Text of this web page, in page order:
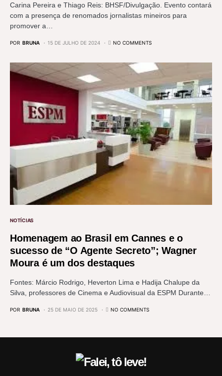
Carina Pereira e Thiago Reis: BHSF/Divulgação. Evento contará
com a presença de renomados jornalistas mineiros para
promover a…
POR BRUNA 15 DE JULHO DE 2024 NO COMMENTS
NOTÍCIAS
Homenagem ao Brasil em Cannes e o
sucesso de “O Agente Secreto”; Wagner
Moura é um dos destaques
Fontes: Márcio Rodrigo, Heverton Lima e Hadija Chalupe da
Silva, professores de Cinema e Audiovisual da ESPM Durante…
POR BRUNA 25 DE MAIO DE 2025 NO COMMENTS